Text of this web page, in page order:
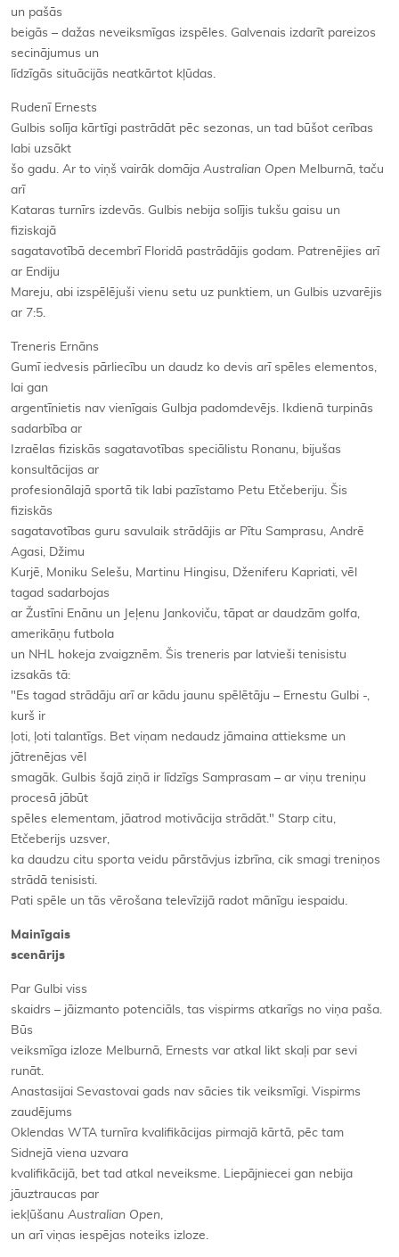
un pašās
beigās – dažas neveiksmīgas izspēles. Galvenais izdarīt pareizos
secinājumus un
līdzīgās situācijās neatkārtot kļūdas.
Rudenī Ernests
Gulbis solīja kārtīgi pastrādāt pēc sezonas, un tad būšot cerības
labi uzsākt
šo gadu. Ar to viņš vairāk domāja Australian Open Melburnā, taču
arī
Kataras turnīrs izdevās. Gulbis nebija solījis tukšu gaisu un
fiziskajā
sagatavotībā decembrī Floridā pastrādājis godam. Patrenējies arī
ar Endiju
Mareju, abi izspēlējuši vienu setu uz punktiem, un Gulbis uzvarējis
ar 7:5.
Treneris Ernāns
Gumī iedvesis pārliecību un daudz ko devis arī spēles elementos,
lai gan
argentīnietis nav vienīgais Gulbja padomdevējs. Ikdienā turpinās
sadarbība ar
Izraēlas fiziskās sagatavotības speciālistu Ronanu, bijušas
konsultācijas ar
profesionālajā sportā tik labi pazīstamo Petu Etčeberiju. Šis
fiziskās
sagatavotības guru savulaik strādājis ar Pītu Samprasu, Andrē
Agasi, Džimu
Kurjē, Moniku Selešu, Martinu Hingisu, Dženiferu Kapriati, vēl
tagad sadarbojas
ar Žustīni Enānu un Jeļenu Jankoviču, tāpat ar daudzām golfa,
amerikāņu futbola
un NHL hokeja zvaigznēm. Šis treneris par latvieši tenisistu
izsakās tā:
"Es tagad strādāju arī ar kādu jaunu spēlētāju – Ernestu Gulbi -,
kurš ir
ļoti, ļoti talantīgs. Bet viņam nedaudz jāmaina attieksme un
jātrenējas vēl
smagāk. Gulbis šajā ziņā ir līdzīgs Samprasam – ar viņu treniņu
procesā jābūt
spēles elementam, jāatrod motivācija strādāt." Starp citu,
Etčeberijs uzsver,
ka daudzu citu sporta veidu pārstāvjus izbrīna, cik smagi treniņos
strādā tenisisti.
Pati spēle un tās vērošana televīzijā radot mānīgu iespaidu.
Mainīgais
scenārijs
Par Gulbi viss
skaidrs – jāizmanto potenciāls, tas vispirms atkarīgs no viņa paša.
Būs
veiksmīga izloze Melburnā, Ernests var atkal likt skaļi par sevi
runāt.
Anastasijai Sevastovai gads nav sācies tik veiksmīgi. Vispirms
zaudējums
Oklendas WTA turnīra kvalifikācijas pirmajā kārtā, pēc tam
Sidnejā viena uzvara
kvalifikācijā, bet tad atkal neveiksme. Liepājniecei gan nebija
jāuztraucas par
iekļūšanu Australian Open,
un arī viņas iespējas noteiks izloze.